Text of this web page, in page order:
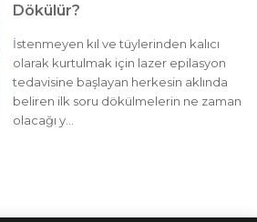
Dökülür?
İstenmeyen kıl ve tüylerinden kalıcı
olarak kurtulmak için lazer epilasyon
tedavisine başlayan herkesin aklında
beliren ilk soru dökülmelerin ne zaman
olacağı y...